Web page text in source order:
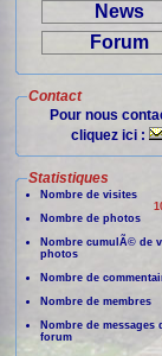
News
Forum
Contact
Pour nous
cliquez ici :
Statistiques
Nombre de visites
Nombre de photos
Nombre cumulÃ© de
photos
Nombre de
Nombre de membres
Nombre de messages
forum